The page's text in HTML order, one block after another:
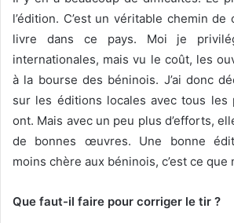
l’édition. C’est un véritable chemin
livre dans ce pays. Moi je
internationales, mais vu le coût, les
à la bourse des béninois. J’ai donc
sur les éditions locales avec tous les
ont. Mais avec un peu plus d’efforts,
de bonnes œuvres. Une bonne
moins chère aux béninois, c’est ce que
Que faut-il faire pour corriger le tir ?